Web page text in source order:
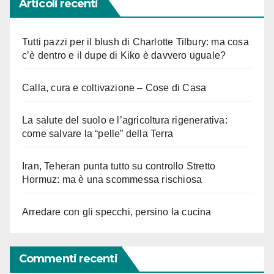
Articoli recenti
Tutti pazzi per il blush di Charlotte Tilbury: ma cosa
c’è dentro e il dupe di Kiko è davvero uguale?
Calla, cura e coltivazione – Cose di Casa
La salute del suolo e l’agricoltura rigenerativa:
come salvare la “pelle” della Terra
Iran, Teheran punta tutto su controllo Stretto
Hormuz: ma è una scommessa rischiosa
Arredare con gli specchi, persino la cucina
Commenti recenti